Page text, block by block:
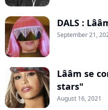
DALS :
September 21,
Lââm se
stars"
August 16, 2021